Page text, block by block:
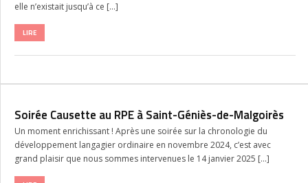
elle n’existait jusqu’à ce […]
LIRE
Soirée Causette au RPE à Saint-Géniès-de-Malgoirès
Un moment enrichissant ! Après une soirée sur la chronologie du
développement langagier ordinaire en novembre 2024, c’est avec
grand plaisir que nous sommes intervenues le 14 janvier 2025 […]